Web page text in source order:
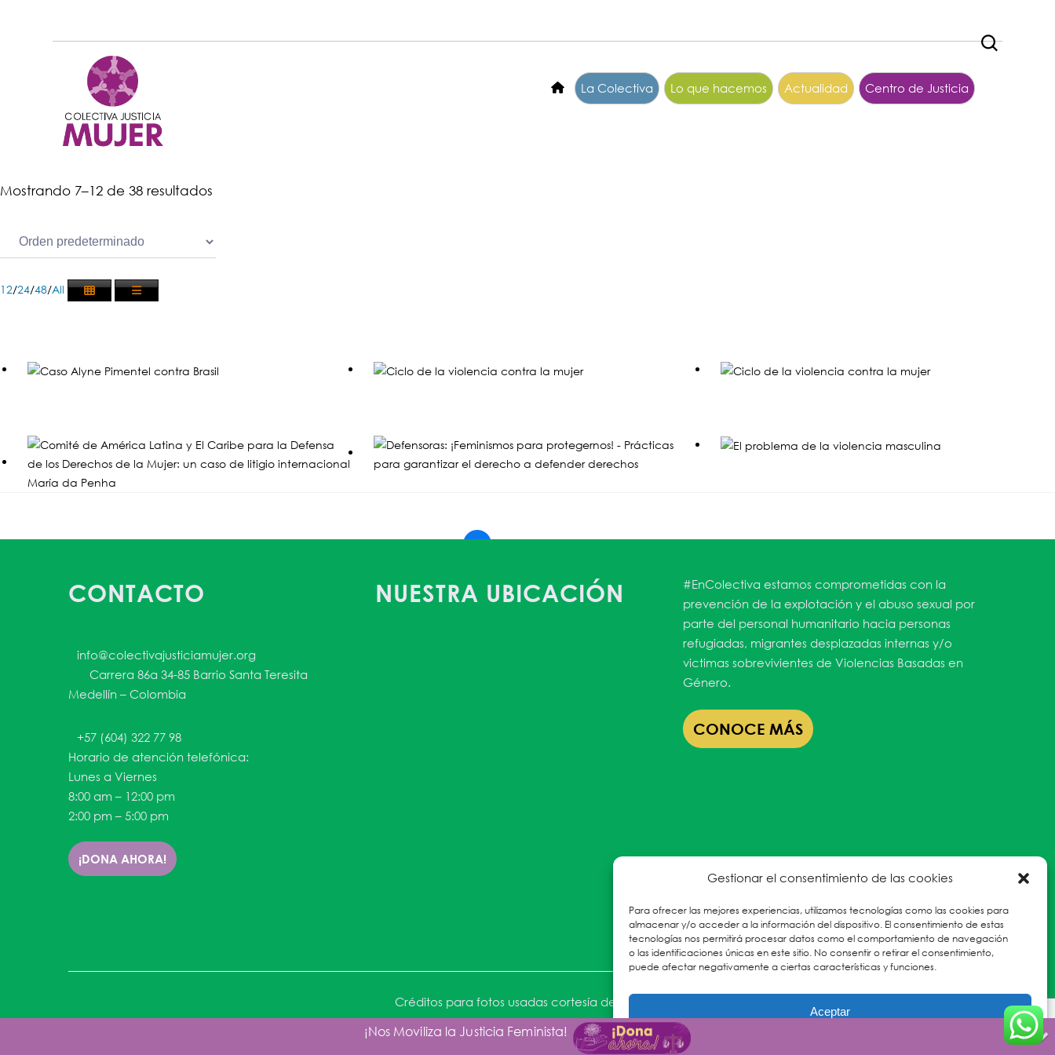
Gestionar el consentimiento de las cookies
Para ofrecer las mejores experiencias, utilizamos tecnologías como las cookies para
almacenar y/o acceder a la información del dispositivo. El consentimiento de estas
tecnologías nos permitirá procesar datos como el comportamiento de navegación
o las identificaciones únicas en este sitio. No consentir o retirar el consentimiento,
puede afectar negativamente a ciertas características y funciones.
Aceptar
La Colectiva Lo que hacemos Actualidad Centro de Justicia
Mostrando 7–12 de 38 resultados
12/24/48/All
← 1 2 3 4 5 6 7 →
CONTACTO
info@colectivajusticiamujer.org
Carrera 86a 34-85 Barrio Santa Teresita
Medellín – Colombia
+57 (604) 322 77 98
Horario de atención telefónica:
Lunes a Viernes
8:00 am – 12:00 pm
2:00 pm – 5:00 pm
¡DONA AHORA!
NUESTRA UBICACIÓN
#EnColectiva estamos comprometidas con la
prevención de la explotación y el abuso sexual por
parte del personal humanitario hacia personas
refugiadas, migrantes desplazadas internas y/o
victimas sobrevivientes de Violencias Basadas en
Género.
CONOCE MÁS
Créditos para fotos usadas cortesía de ACNUR
¡Nos Moviliza la Justicia Feminista!